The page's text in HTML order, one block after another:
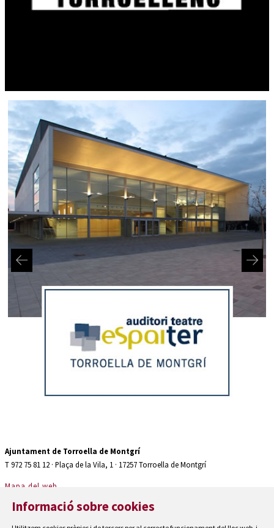
Ajuntament de Torroella de Montgrí
T 972 75 81 12 · Plaça de la Vila, 1 · 17257 Torroella de Montgrí
Mapa del web
Avís Legal
Informació sobre cookies